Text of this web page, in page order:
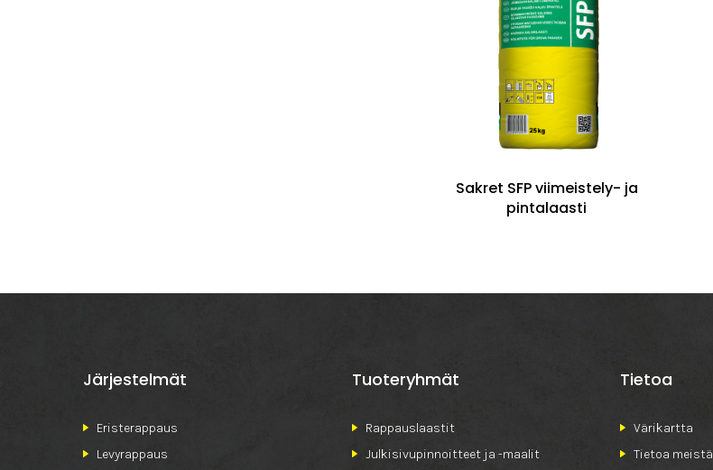
Sakret SFP viimeistely- ja
pintalaasti
Järjestelmät
Eristerappaus
Levyrappaus
Tuoteryhmät
Rappauslaastit
Julkisivupinnoitteet ja -maalit
Tietoa
Värikartta
Tietoa meistä